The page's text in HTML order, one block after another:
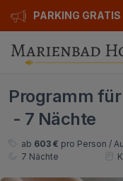
PARKING GRATIS
Hotels
Alle Hotels
Kurhotels
Golfhotels
Angebote
Programm
- 7 Nächte
ab 603 € pro Person /
7 Nächte